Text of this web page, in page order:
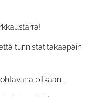
tunnistat takaapäin
pitkään.